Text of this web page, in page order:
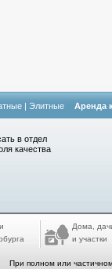
| Элитные Аренда
в отдел
качества
Дома,
и участки
При полном или